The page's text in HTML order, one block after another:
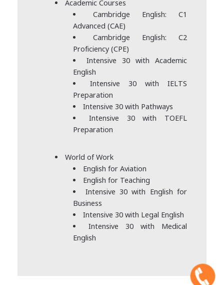
Academic Courses
Cambridge English: C1
Advanced (CAE)
Cambridge English: C2
Proficiency (CPE)
Intensive 30 with Academic
English
Intensive 30 with IELTS
Preparation
Intensive 30 with Pathways
Intensive 30 with TOEFL
Preparation
World of Work
English for Aviation
English for Teaching
Intensive 30 with English for
Business
Intensive 30 with Legal English
Intensive 30 with Medical
English